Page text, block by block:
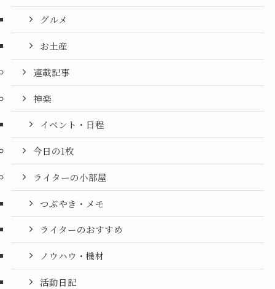
グルメ
お土産
連載記事
神楽
イベント・日程
今日の1枚
ライターの小部屋
つぶやき・メモ
ライターのおすすめ
ノウハウ・機材
活動日記